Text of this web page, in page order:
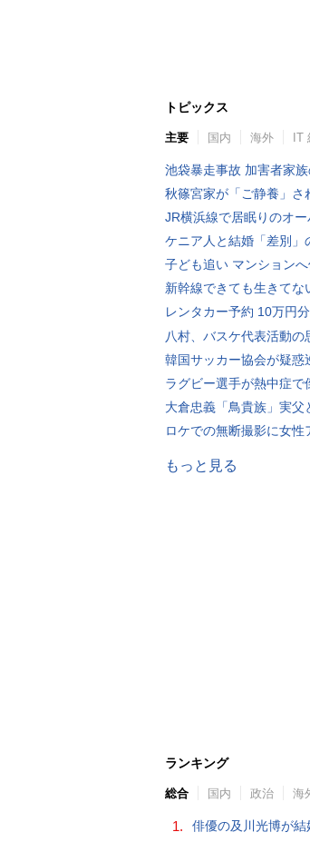
トピックス
主要 国内 海外 IT
池袋暴走事故 加害者家
秋篠宮家が「ご静養」さ
JR横浜線で居眠りのオー
ケニア人と結婚「差別」
子ども追い マンション
新幹線できても生きてな
レンタカー予約 10万円
八村、バスケ代表活動の
韓国サッカー協会が疑惑
ラグビー選手が熱中症で
大倉忠義「鳥貴族」実父
ロケでの無断撮影に女性
もっと見る
ランキング
総合 国内 政治 海
1. 俳優の及川光博が結